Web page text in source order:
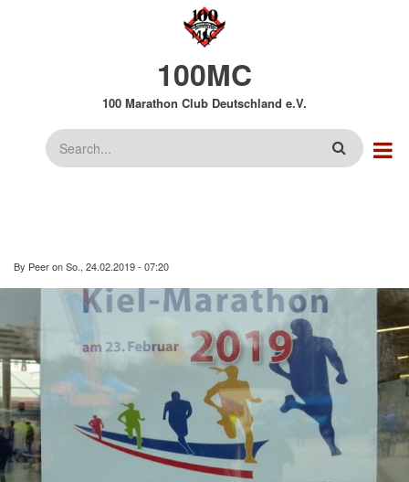
100MC
100 Marathon Club Deutschland e.V.
Suche
By PeeronSo., 24.02.2019 - 07:20